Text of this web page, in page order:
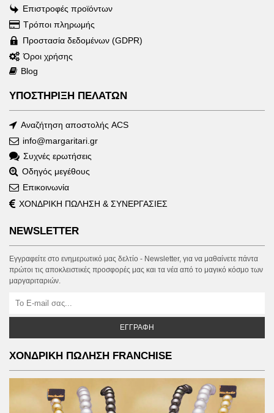
Επιστροφές προϊόντων
Τρόποι πληρωμής
Προστασία δεδομένων (GDPR)
Όροι χρήσης
Blog
ΥΠΟΣΤΗΡΙΞΗ ΠΕΛΑΤΩΝ
Αναζήτηση αποστολής ACS
info@margaritari.gr
Συχνές ερωτήσεις
Οδηγός μεγέθους
Επικοινωνία
ΧΟΝΔΡΙΚΗ ΠΩΛΗΣΗ & ΣΥΝΕΡΓΑΣΙΕΣ
NEWSLETTER
Εγγραφείτε στο ενημερωτικό μας δελτίο - Newsletter, για να μαθαίνετε πάντα
πρώτοι τις αποκλειστικές προσφορές μας και τα νέα από το μαγικό κόσμο των
μαργαριταριών.
ΕΓΓΡΑΦΉ
ΧΟΝΔΡΙΚΗ ΠΩΛΗΣΗ FRANCHISE